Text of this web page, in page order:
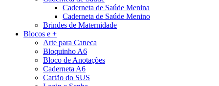
Caderneta de Saúde Menina
Caderneta de Saúde Menino
Brindes de Maternidade
Blocos e +
Arte para Caneca
Bloquinho A6
Bloco de Anotações
Caderneta A6
Cartão do SUS